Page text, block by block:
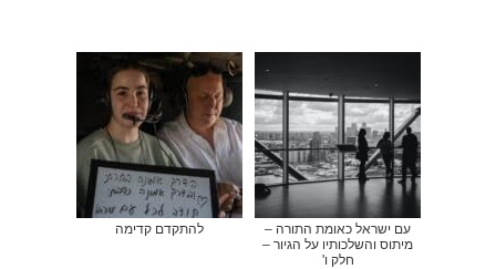
עם ישראל כאומת התורה –
מיתוס והשלכותיו על הגיור –
חלק ו'
להתקדם קדימה